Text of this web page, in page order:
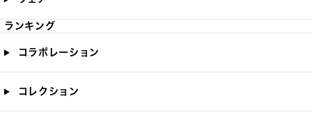
ランキング
コラボレーション
コレクション